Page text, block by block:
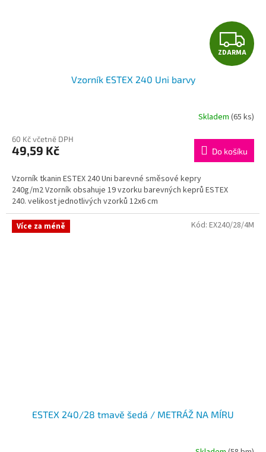
Z
D
R
M
A
ZDARMA
Vzorník ESTEX 240 Uni barvy
Skladem (65 ks)
60 Kč včetně DPH
49,59 Kč Do košíku
Vzorník tkanin ESTEX 240 Uni barevné směsové kepry
240g/m2 Vzorník obsahuje 19 vzorku barevných keprů ESTEX
240. velikost jednotlivých vzorků 12x6 cm
Více za méně
ESTEX 240/28 tmavě šedá / METRÁŽ NA MÍRU
Kód: EX240/28/4M